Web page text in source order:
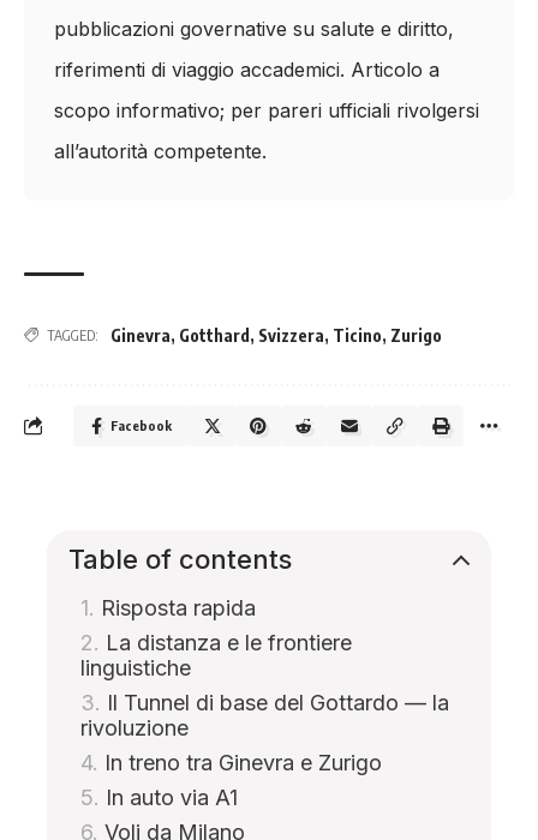
pubblicazioni governative su salute e diritto,
riferimenti di viaggio accademici. Articolo a
scopo informativo; per pareri ufficiali rivolgersi
all’autorità competente.
TAGGED: Ginevra, Gotthard , Svizzera, Ticino, Zurigo
Facebook
Table of contents
Risposta rapida
La distanza e le frontiere
linguistiche
Il Tunnel di base del Gottardo — la
rivoluzione
In treno tra Ginevra e Zurigo
In auto via A1
Voli da Milano